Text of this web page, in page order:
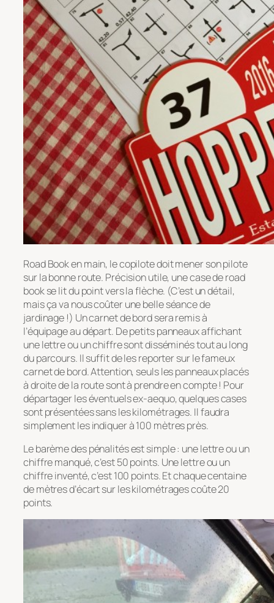
Road Book en main, le copilote doit mener son pilote
sur la bonne route. Précision utile, une case de road
book se lit du point vers la flèche. (C’est un détail,
mais ça va nous coûter une belle séance de
jardinage !) Un carnet de bord sera remis à
l’équipage au départ. De petits panneaux affichant
une lettre ou un chiffre sont disséminés tout au long
du parcours. Il suffit de les reporter sur le fameux
carnet de bord. Attention, seuls les panneaux placés
à droite de la route sont à prendre en compte ! Pour
départager les éventuels ex-aequo, quelques cases
sont présentées sans les kilométrages. Il faudra
simplement les indiquer à 100 mètres près.
Le barème des pénalités est simple : une lettre ou un
chiffre manqué, c’est 50 points. Une lettre ou un
chiffre inventé, c’est 100 points. Et chaque centaine
de mètres d’écart sur les kilométrages coûte 20
points.